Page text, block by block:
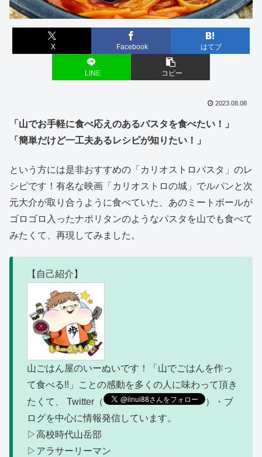
X Facebook はてブ
LINE コピー
2023.08.08
「山でお手軽に食べ応えのあるパスタを食べたい！
」
「簡単だけど一工夫あるレシピが知りたい！」
という方には是非おすすめの「カリオストロパスタ」のレ
シピです！有名な映画「カリオストロの城」でルパンと次
元大介が取り合うように食べていた、あのミートボールが
ゴロゴロ入ったナポリタンのようなパスタを山でも食べて
みたくて、再現してみました。
【自己紹介】
山ごはん屋のいーぬいです！「山でごはんを作っ
て食べる!!」ことの感動を多くの人に味わって頂き
たくて、 Twitter（
）・ブ
ログを中心に情報発信しています。
▷高校時代山岳部
▷アラサーリーマン